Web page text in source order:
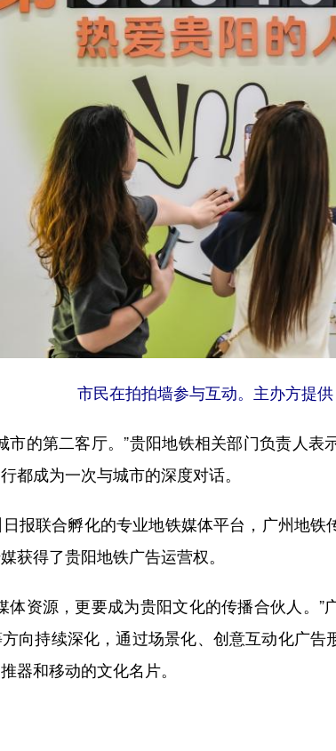
市民在拍拍墙参与互动。主办方提供
的第二客厅。”贵阳地铁相关部门负责人表
都成为一次与城市的深度对话。
联合孵化的专业地铁媒体平台，广州地铁
获得了贵阳地铁广告运营权。
资源，更要成为贵阳文化的传播合伙人。”
向持续深化，通过场景化、创意互动化广
器和移动的文化名片。